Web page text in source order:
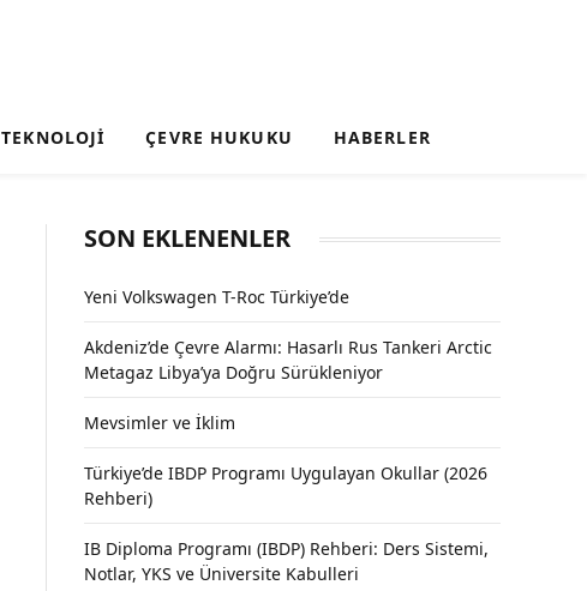
TEKNOLOJI ÇEVRE HUKUKU HABERLER
SON EKLENENLER
Yeni Volkswagen T-Roc Türkiye’de
Akdeniz’de Çevre Alarmı: Hasarlı Rus Tankeri Arctic
Metagaz Libya’ya Doğru Sürükleniyor
Mevsimler ve İklim
Türkiye’de IBDP Programı Uygulayan Okullar (2026
Rehberi)
IB Diploma Programı (IBDP) Rehberi: Ders Sistemi,
Notlar, YKS ve Üniversite Kabulleri